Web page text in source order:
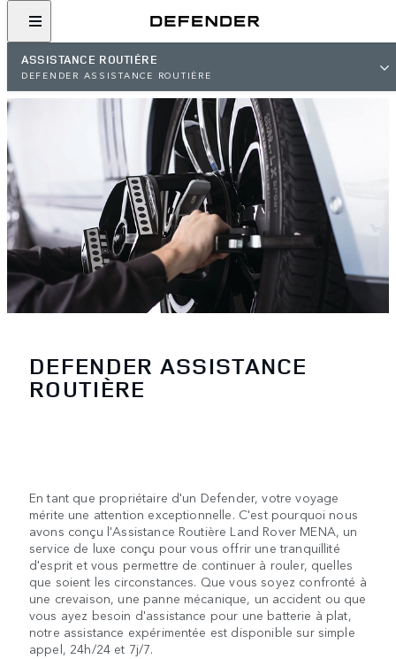
ASSISTANCE ROUTIÈRE
DEFENDER ASSISTANCE ROUTIÈRE
DEFENDER ASSISTANCE
ROUTIÈRE
En tant que propriétaire d'un Defender, votre voyage
mérite une attention exceptionnelle. C'est pourquoi nous
avons conçu l'Assistance Routière Land Rover MENA, un
service de luxe conçu pour vous offrir une tranquillité
d'esprit et vous permettre de continuer à rouler, quelles
que soient les circonstances. Que vous soyez confronté à
une crevaison, une panne mécanique, un accident ou que
vous ayez besoin d'assistance pour une batterie à plat,
notre assistance expérimentée est disponible sur simple
appel, 24h/24 et 7j/7.